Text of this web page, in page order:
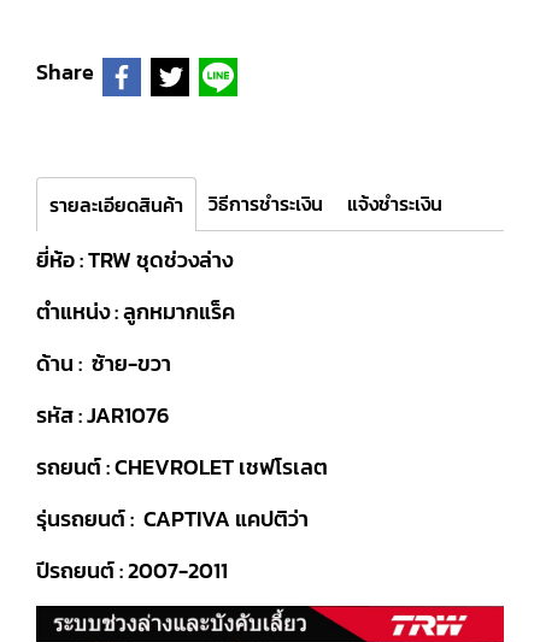
Share
รายละเอียดสินค้า วิธีการชำระเงิน แจ้งชำระเงิน
ยี่ห้อ : TRW ชุดช่วงล่าง
ตำแหน่ง : ลูกหมากแร็ค
ด้าน : ซ้าย-ขวา
รหัส : JAR1076
รถยนต์ : CHEVROLET เชฟโรเลต
รุ่นรถยนต์ : CAPTIVA แคปติว่า
ปีรถยนต์ : 2007-2011